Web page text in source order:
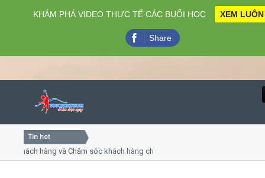
Close
Tin hot
hàng và Chăm sóc khách hàng chuyên nghiệp
KHÁM PHÁ VIDEO THỰC TẾ CÁC BUỔI HỌC XEM LUÔN
Share